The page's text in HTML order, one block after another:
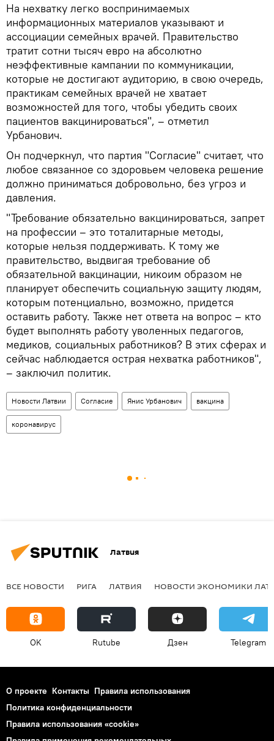
На нехватку легко воспринимаемых
информационных материалов указывают и
ассоциации семейных врачей. Правительство
тратит сотни тысяч евро на абсолютно
неэффективные кампании по коммуникации,
которые не достигают аудиторию, в свою очередь,
практикам семейных врачей не хватает
возможностей для того, чтобы убедить своих
пациентов вакцинироваться", – отметил
Урбанович.
Он подчеркнул, что партия "Согласие" считает, что
любое связанное со здоровьем человека решение
должно приниматься добровольно, без угроз и
давления.
"Требование обязательно вакцинироваться, запрет
на профессии – это тоталитарные методы,
которые нельзя поддерживать. К тому же
правительство, выдвигая требование об
обязательной вакцинации, никоим образом не
планирует обеспечить социальную защиту людям,
которым потенциально, возможно, придется
оставить работу. Также нет ответа на вопрос – кто
будет выполнять работу уволенных педагогов,
медиков, социальных работников? В этих сферах и
сейчас наблюдается острая нехватка работников",
– заключил политик.
Новости Латвии Согласие Янис Урбанович вакцина
коронавирус
Латвия
ВСЕ НОВОСТИ РИГА ЛАТВИЯ НОВОСТИ ЭКОНОМИКИ
OK Rutube Дзен Telegram
О проекте Контакты Правила использования
Политика конфиденциальности
Правила использования «cookie»